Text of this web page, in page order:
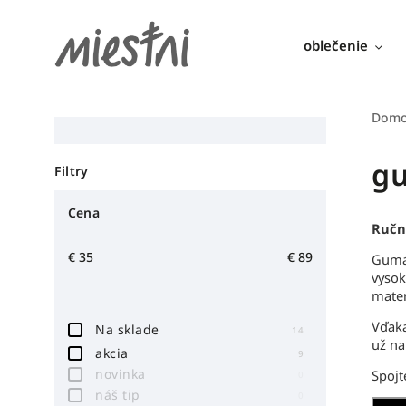
oblečenie
Filtry
Cena
€ 35 € 89
Na sklade 14
akcia 9
novinka
náš tip
už